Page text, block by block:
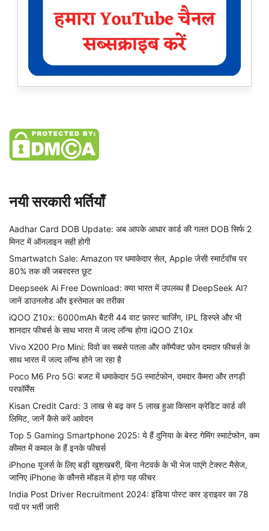
नयी सरकारी भर्तियाँ
Aadhar Card DOB Update: अब आपके आधार कार्ड की गलत DOB सिर्फ 2
मिनट में ऑनलाइन सही होगी
Smartwatch Sale: Amazon पर धमाकेदार सेल, Apple जेसी स्मार्टवॉच पर
80% तक की जबरदस्त छूट
Deepseek Ai Free Download: क्या भारत में उपलब्ध है DeepSeek AI?
जानें डाउनलोड और इस्तेमाल का तरीका
iQOO Z10x: 6000mAh बैटरी 44 वाट फ़ास्ट चार्जिंग, IPL डिस्प्ले और भी
शानदार फीचर्स के साथ भारत में जल्द लॉन्च होगा iQOO Z10x
Vivo X200 Pro Mini: विवो का सबसे पतला और कॉम्पैक्ट फ़ोन दमदार फीचर्स के
साथ भारत में जल्द लॉन्च होने जा रहा है
Poco M6 Pro 5G: बजट में धमाकेदार 5G स्मार्टफोन, दमदार कैमरा और तगड़ी
परफॉर्मेंस
Kisan Credit Card: 3 लाख से बढ़ कर 5 लाख हुआ किसान क्रेडिट कार्ड की
लिमिट, जानें कैसे करें आवेदन
Top 5 Gaming Smartphone 2025: ये हैं दुनिया के बेस्ट गेमिंग स्मार्टफोन, कम
कीमत में कमाल के हैं इनके फीचर्स
iPhone यूजर्स के लिए बड़ी खुशखबरी, बिना नेटवर्क के भी भेज पाएंगे टेक्स्ट मैसेज,
जानिए iPhone के कौनसे मॉडल में होगा यह फीचर
India Post Driver Recruitment 2024: इंडिया पोस्ट कार ड्राइवर का 78
पदों पर भर्ती जारी